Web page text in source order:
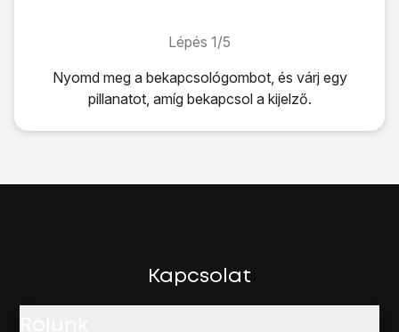
Lépés 1/5
Lépés 1/5Nyomd meg a bekapcsológombot, és várj egy
pillanatot, amíg bekapcsol a kijelző.
Nyomd mega bekapcsológombot, és várj egy pillanatot,
Kapcsolat